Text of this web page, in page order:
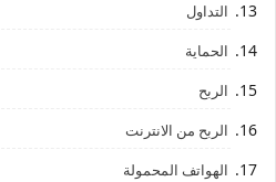
التداول
الحماية
الربح
الربح من الانترنت
الهواتف المحمولة